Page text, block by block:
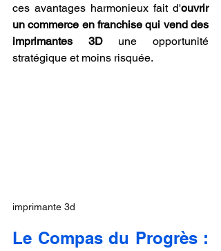
ces avantages harmonieux fait d'ouvrir
un commerce en franchise qui vend des
imprimantes 3D une opportunité
stratégique et moins risquée.
imprimante 3d
Le Compas du Progrès :